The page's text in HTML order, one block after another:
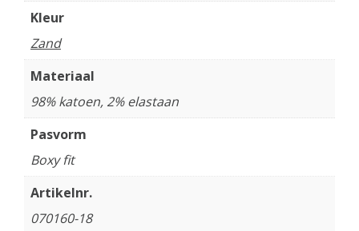
Kleur
Zand
Materiaal
98% katoen, 2% elastaan
Pasvorm
Boxy fit
Artikelnr.
070160-18